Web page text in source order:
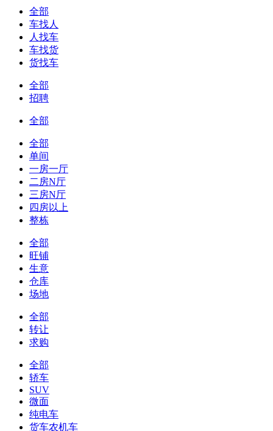
全部
车找人
人找车
车找货
货找车
全部
招聘
全部
全部
单间
一房一厅
二房N厅
三房N厅
四房以上
整栋
全部
旺铺
生意
仓库
场地
全部
转让
求购
全部
轿车
SUV
微面
纯电车
货车农机车